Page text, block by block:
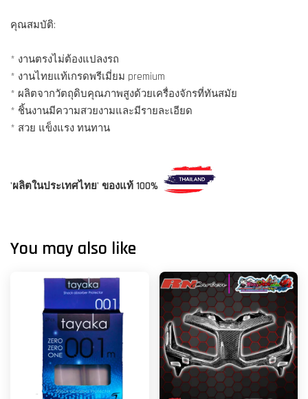
คุณสมบัติ:
* งานตรงไม่ต้องแปลงรถ
* งานไทยแท้เกรดพรีเมี่ยม premium
* ผลิตจากวัตถุดิบคุณภาพสูงด้วยเครื่องจักรที่ทันสมัย
* ชิ้นงานมีความสวยงามและมีรายละเอียด
* สวย แข็งแรง ทนทาน
'ผลิตในประเทศไทย' ของแท้ 100%
You may also like